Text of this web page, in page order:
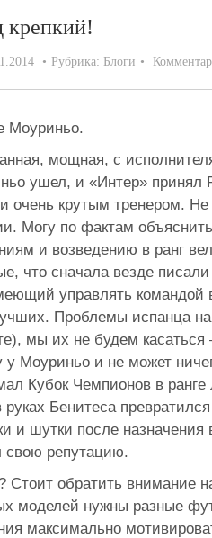
крепкий!
Рубрика: Блоги
Моуриньо.
мощная, с
ушел, и «Интер» принял
очень крутым тренером. Не
Могу по фактам
и возведению в ранг
что сначала везде писали
управлять
Проблемы испанца
мы их не будем касаться
Моуриньо и не может
Кубок Чемпионов в
Бенитеса
и шутки после назначения
свою репутацию.
Стоит обратить внимание
моделей нужны разные
максимально